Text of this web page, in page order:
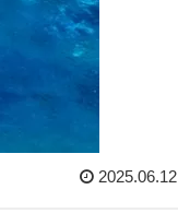
2025.06.12